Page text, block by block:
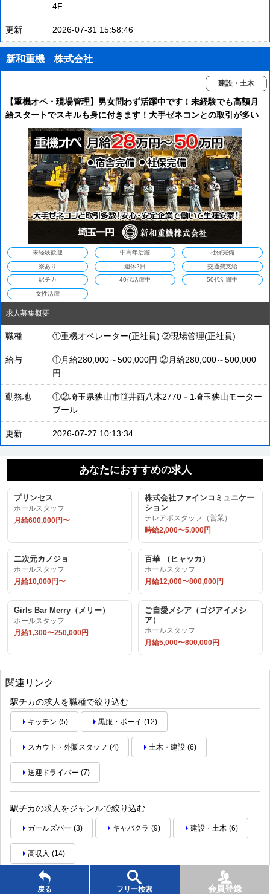
4F
更新 2026-07-31 15:58:46
新和重機 株式会社
建設・土木
【重機オペ・現場管理】男女問わず活躍中です！未経験でも高額月
給スタートでスキルも身に付きます！大手ゼネコンとの取引が多い
ので、生涯安泰です！安心して働くことができます♪
未経験歓迎 中高年活躍 社保完備
寮あり 週休2日 交通費支給
駅チカ 40代活躍中 50代活躍中
女性活躍
求人募集概要
職種 ①重機オペレーター(正社員) ②現場管理(正社員)
給与
①月給280,000～500,000円 ②月給280,000～500,000
円
勤務地
①②埼玉県狭山市笹井西八木2770－1埼玉狭山モーター
プール
更新 2026-07-27 10:13:34
あなたにおすすめの求人
プリンセス
ホールスタッフ
月給600,000円〜
株式会社ファインコミュニケー
ション
テレアポスタッフ（営業）
時給2,000〜5,000円
二次元カノジョ
ホールスタッフ
月給10,000円〜
百華 （ヒャッカ）
ホールスタッフ
月給12,000〜800,000円
Girls Bar Merry（メリー）
ホールスタッフ
月給1,300〜250,000円
ご自愛メシア（ゴジアイメシ
ア）
ホールスタッフ
月給5,000〜800,000円
関連リンク
駅チカの求人を職種で絞り込む
キッチン (5) 黒服・ボーイ (12)
スカウト・外販スタッフ (4) 土木・建設 (6)
送迎ドライバー (7)
駅チカの求人をジャンルで絞り込む
ガールズバー (3) キャバクラ (9) 建設・土木 (6)
高収入 (14)
戻る フリー検索 会員登録